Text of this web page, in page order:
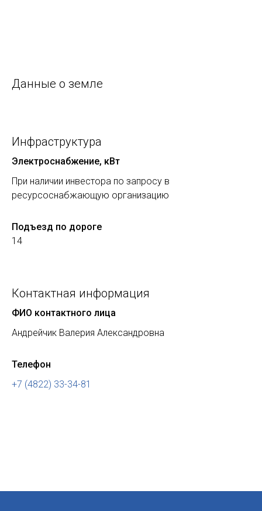
Данные о земле
Инфраструктура
Электроснабжение, кВт
При наличии инвестора по запросу в
ресурсоснабжающую организацию
Подъезд по дороге
14
Контактная информация
ФИО контактного лица
Андрейчик Валерия Александровна
Телефон
+7 (4822) 33-34-81